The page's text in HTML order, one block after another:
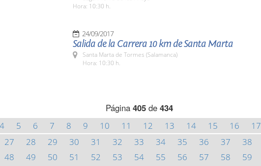
Hora: 10:30 h.
24/09/2017
Salida de la Carrera 10 km de Santa Marta
Santa Marta de Tormes (Salamanca)
Hora: 10:30 h.
Página 405de 434
4 5 6 7 8 9 10 11 12 13 14 15 16 17
27 28 29 30 31 32 33 34 35 36 37 38
48 49 50 51 52 53 54 55 56 57 58 59